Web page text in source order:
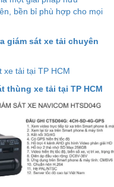
bền bỉ phù hợp cho mọi
giám sát xe tải chuyên
xe tải tại TP HCM
thùng xe tải tại TP HCM